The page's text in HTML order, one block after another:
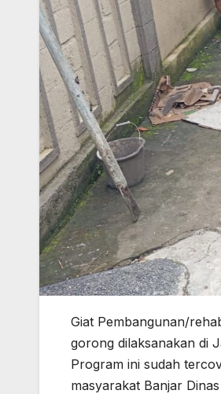
Giat Pembangunan/
gorong dilaksanakan di
Program ini sudah
masyarakat Banjar